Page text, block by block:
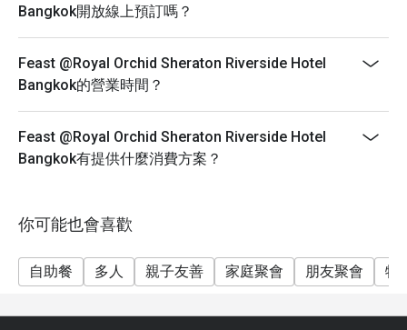
----------------------------------------------------------------
----
Birthday Special : Celebrate your special day with us
and receive a complimentary birthday cake ! To redeem
hours in advance and include a note stating "Birthday
Celebration" in your booking details.
❥ Sunday Brunch only THB 2,500 net per person
🧒 Children age of 10-12 yrs. half price 1,250 THB net
Bangkok開放線上預訂嗎？
Feast @Royal Orchid Sheraton Riverside Hotel
Bangkok的營業時間？
Feast @Royal Orchid Sheraton Riverside Hotel
Bangkok有提供什麼消費方案？
你可能也會喜歡
自助餐 多人 親子友善 家庭聚會 朋友聚會 特